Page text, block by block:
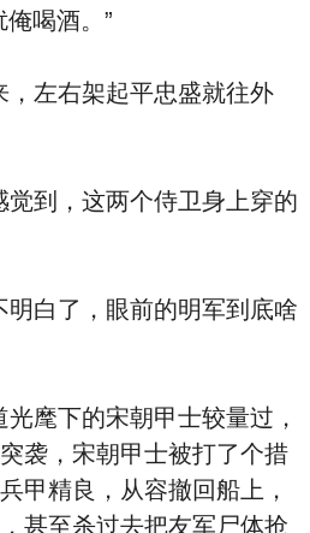
喝酒。”
右架起平忠盛就往外
，这两个侍卫身上穿的
了，眼前的明军到底啥
下的宋朝甲士较量过，
袭，宋朝甲士被打了个措
甲精良，从容撤回船上，
甚至杀过去把友军尸体抢